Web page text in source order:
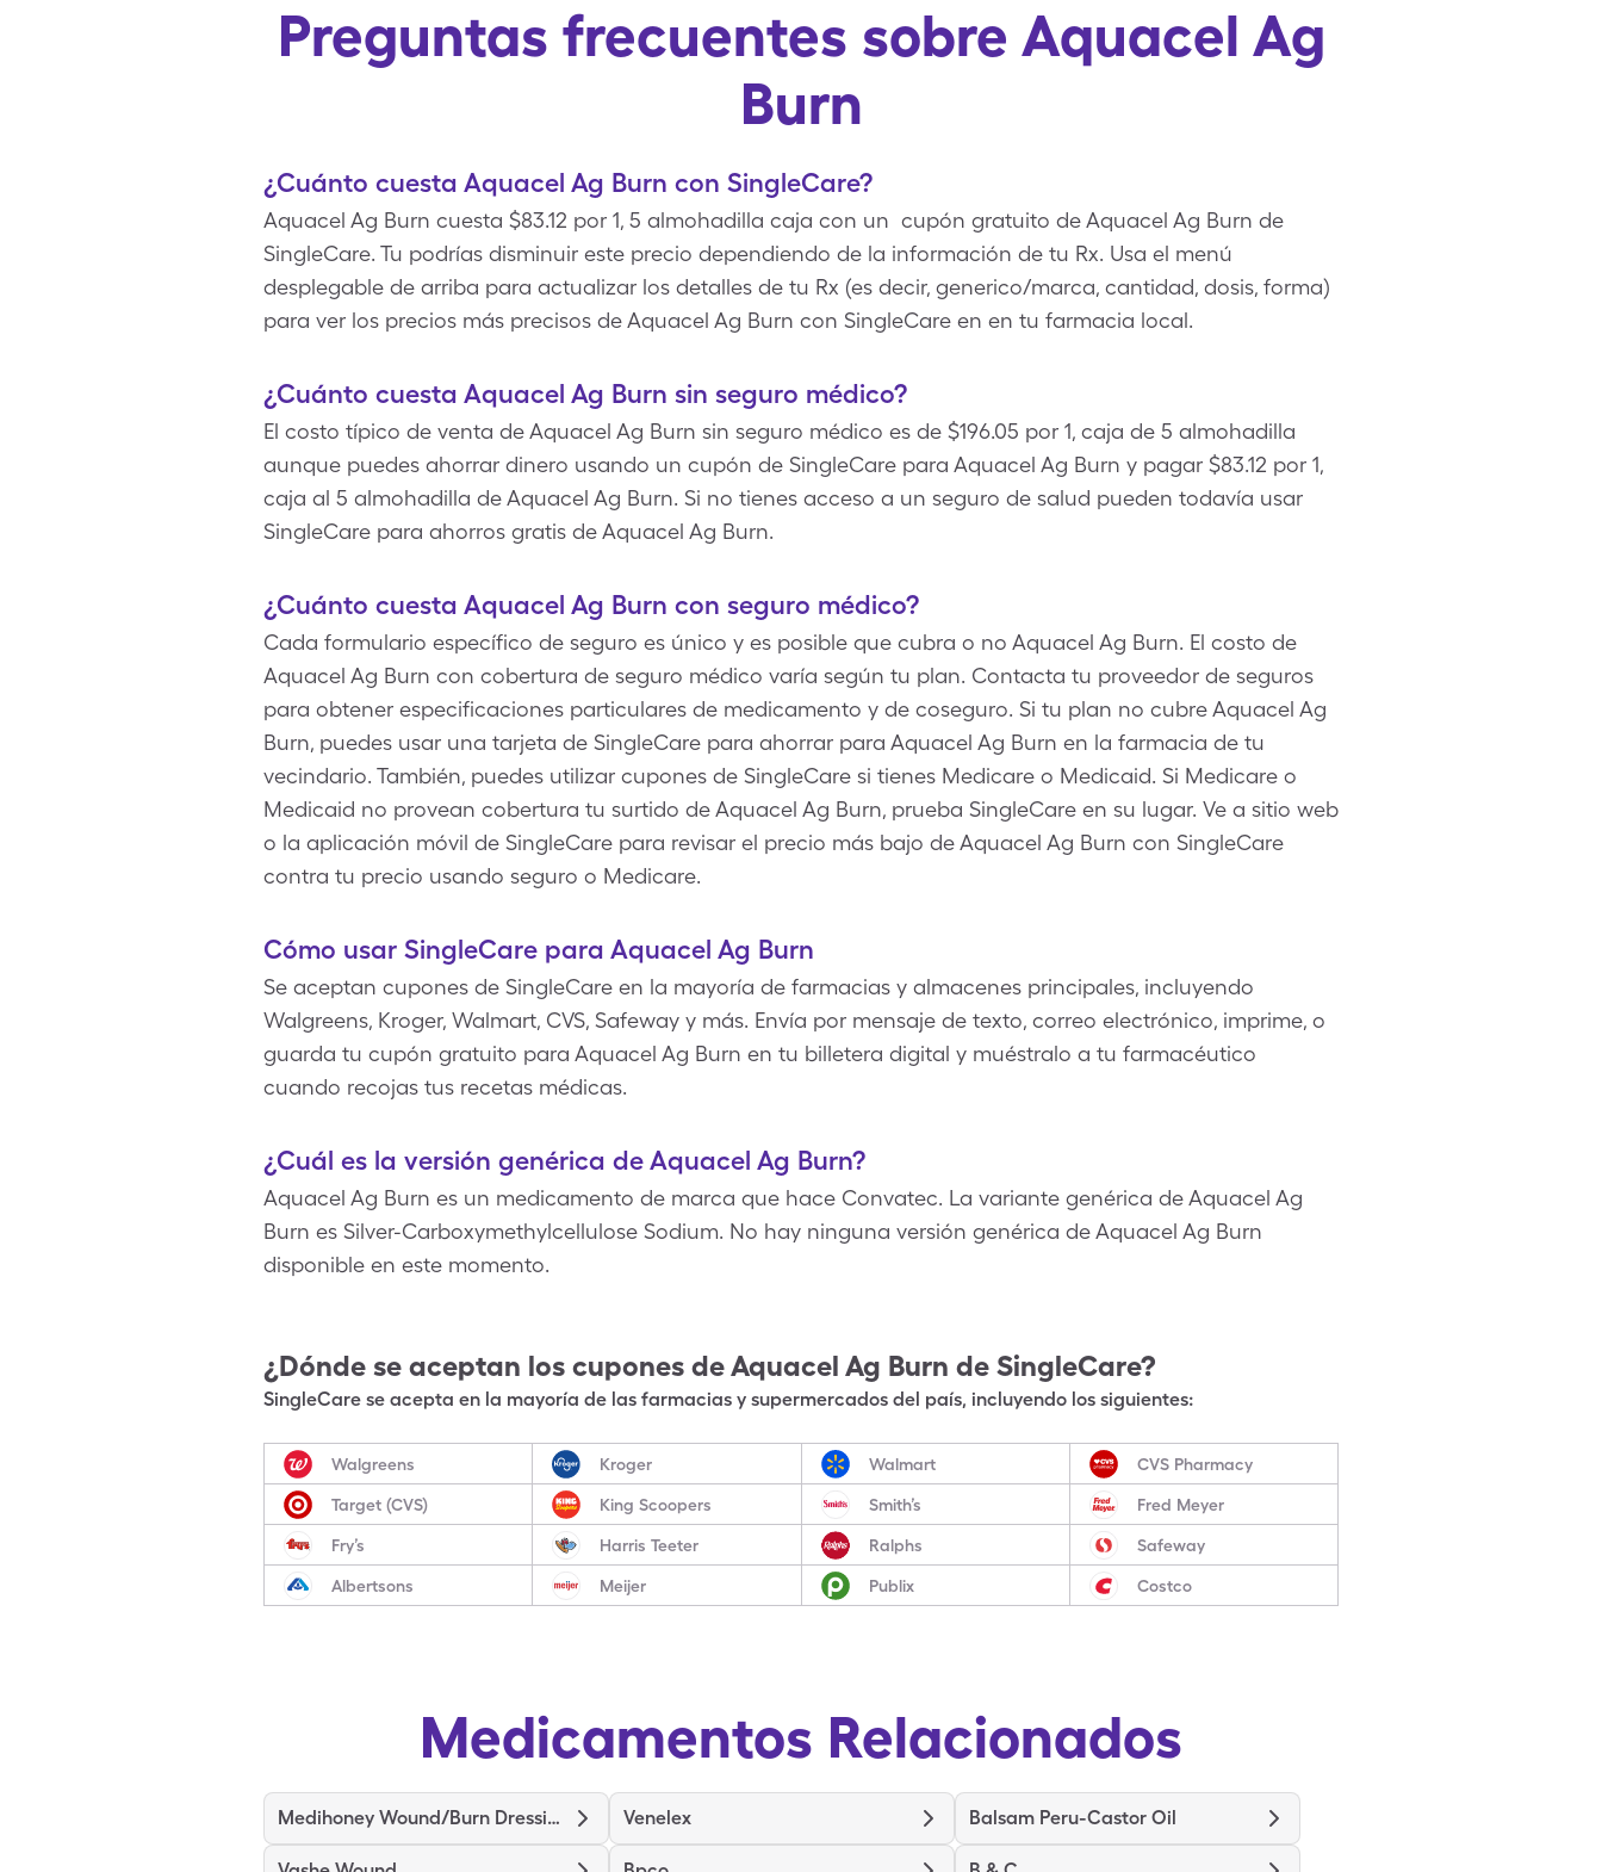
Preguntas frecuentes sobre Aquacel Ag
Burn
¿Cuánto cuesta Aquacel Ag Burn con SingleCare?
Aquacel Ag Burn cuesta $83.12 por 1, 5 almohadilla caja con un cupón gratuito de Aquacel Ag Burn de
SingleCare. Tu podrías disminuir este precio dependiendo de la información de tu Rx. Usa el menú
desplegable de arriba para actualizar los detalles de tu Rx (es decir, generico/marca, cantidad, dosis, forma)
para ver los precios más precisos de Aquacel Ag Burn con SingleCare en en tu farmacia local.
¿Cuánto cuesta Aquacel Ag Burn sin seguro médico?
El costo típico de venta de Aquacel Ag Burn sin seguro médico es de $196.05 por 1, caja de 5 almohadilla
aunque puedes ahorrar dinero usando un cupón de SingleCare para Aquacel Ag Burn y pagar $83.12 por 1,
caja al 5 almohadilla de Aquacel Ag Burn. Si no tienes acceso a un seguro de salud pueden todavía usar
SingleCare para ahorros gratis de Aquacel Ag Burn.
¿Cuánto cuesta Aquacel Ag Burn con seguro médico?
Cada formulario específico de seguro es único y es posible que cubra o no Aquacel Ag Burn. El costo de
Aquacel Ag Burn con cobertura de seguro médico varía según tu plan. Contacta tu proveedor de seguros
para obtener especificaciones particulares de medicamento y de coseguro. Si tu plan no cubre Aquacel Ag
Burn, puedes usar una tarjeta de SingleCare para ahorrar para Aquacel Ag Burn en la farmacia de tu
vecindario. También, puedes utilizar cupones de SingleCare si tienes Medicare o Medicaid. Si Medicare o
Medicaid no provean cobertura tu surtido de Aquacel Ag Burn, prueba SingleCare en su lugar. Ve a sitio web
o la aplicación móvil de SingleCare para revisar el precio más bajo de Aquacel Ag Burn con SingleCare
contra tu precio usando seguro o Medicare.
Cómo usar SingleCare para Aquacel Ag Burn
Se aceptan cupones de SingleCare en la mayoría de farmacias y almacenes principales, incluyendo
Walgreens, Kroger, Walmart, CVS, Safeway y más. Envía por mensaje de texto, correo electrónico, imprime, o
guarda tu cupón gratuito para Aquacel Ag Burn en tu billetera digital y muéstralo a tu farmacéutico
cuando recojas tus recetas médicas.
¿Cuál es la versión genérica de Aquacel Ag Burn?
Aquacel Ag Burn es un medicamento de marca que hace Convatec. La variante genérica de Aquacel Ag
Burn es Silver-Carboxymethylcellulose Sodium. No hay ninguna versión genérica de Aquacel Ag Burn
disponible en este momento.
¿Dónde se aceptan los cupones deAquacel Ag Burn de SingleCare?
SingleCare se acepta en la mayoría de las farmacias y supermercados del país, incluyendo los siguientes:
Walgreens Kroger Walmart CVS Pharmacy
Target (CVS) King Scoopers Smith’s Fred Meyer
Fry’s Harris Teeter Ralphs Safeway
Albertsons Meijer Publix Costco
Medicamentos Relacionados
Medihoney Wound/Burn Dressing Venelex Balsam Peru-Castor Oil